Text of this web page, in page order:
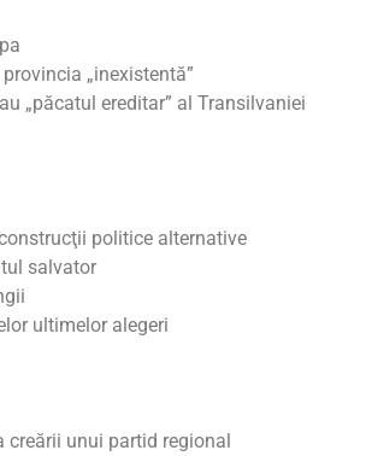
„inexistentă”
„păcatul ereditar” al Transilvaniei
politice alternative
salvator
ultimelor alegeri
creării unui partid regional